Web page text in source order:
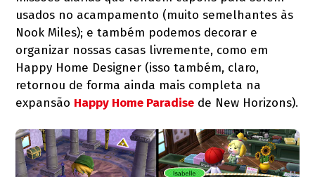
usados no acampamento (muito semelhantes às
Nook Miles); e também podemos decorar e
organizar nossas casas livremente, como em
Happy Home Designer (isso também, claro,
retornou de forma ainda mais completa na
expansão Happy Home Paradise de New Horizons).